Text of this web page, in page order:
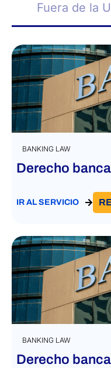
Fuera de la
BANKING LAW
Derecho
IR AL SERVICIO
BANKING LAW
Derecho